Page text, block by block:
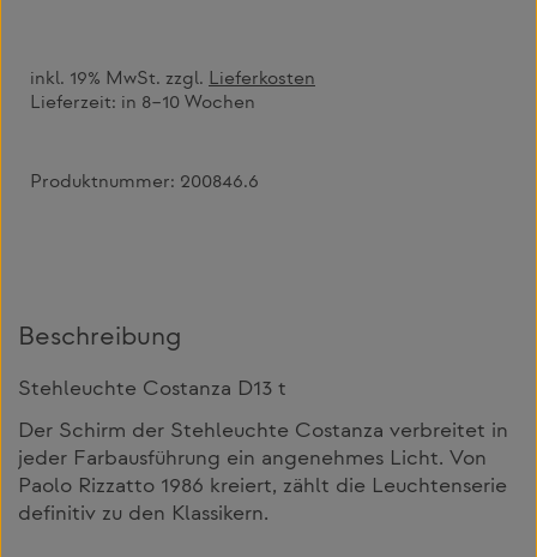
inkl. 19% MwSt. zzgl. Lieferkosten
Lieferzeit: in 8–10 Wochen
Produktnummer: 200846.6
Beschreibung
Stehleuchte Costanza D13 t
Der Schirm der Stehleuchte Costanza verbreitet in
jeder Farbausführung ein angenehmes Licht. Von
Paolo Rizzatto 1986 kreiert, zählt die Leuchtenserie
definitiv zu den Klassikern.